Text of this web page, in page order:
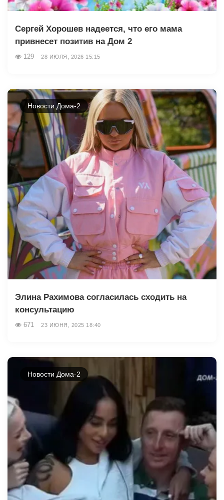
Сергей Хорошев надеется, что его мама
привнесет позитив на Дом 2
129 28 ИЮЛЯ, 2026 15:15
Новости Дома-2
Элина Рахимова согласилась сходить на
консультацию
671 23 ИЮНЯ, 2025 18:40
Новости Дома-2